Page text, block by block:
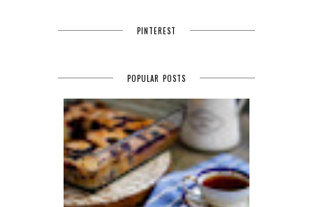
PINTEREST
POPULAR POSTS